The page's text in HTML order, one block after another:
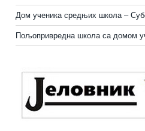
Дом ученика средњих школа –
Пољопривредна школа са домом